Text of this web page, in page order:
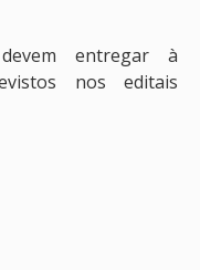
entregar à
nos editais